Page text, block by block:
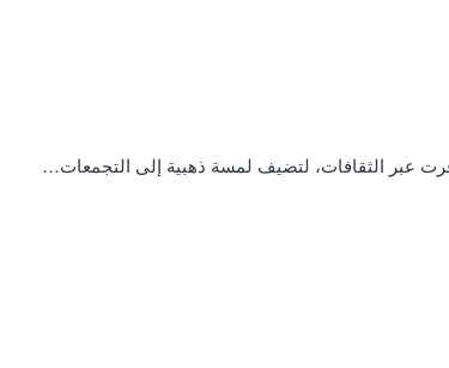
عبر الثقافات، لتضيف لمسة ذهبية إلى التجمعات…